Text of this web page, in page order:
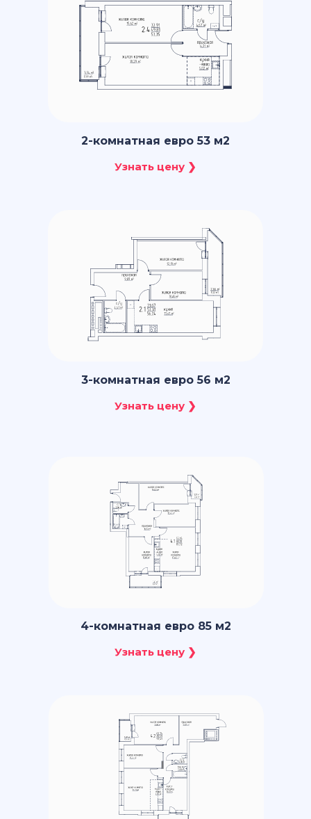
2-комнатная евро 53 м2
3-комнатная евро 56 м2
4-комнатная евро 85 м2